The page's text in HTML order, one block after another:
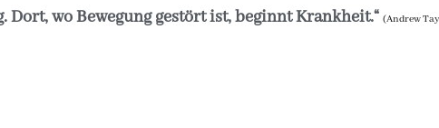
Dort, wo Bewegung gestört ist, beginnt Krankheit.“ (Andrew